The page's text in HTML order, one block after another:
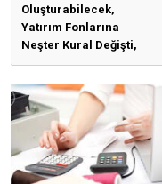
Oluşturabilecek,
Yatırım Fonlarına
Neşter Kural Değişti,
SPK’dan Kritik Hamle
Haberlerine Sermaye
Piyasası Kurulundan
Yalanlama Ve Yerinde
Bir Açıklama Geldi